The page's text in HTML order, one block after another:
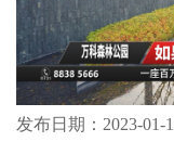
发布日期：2023-01-